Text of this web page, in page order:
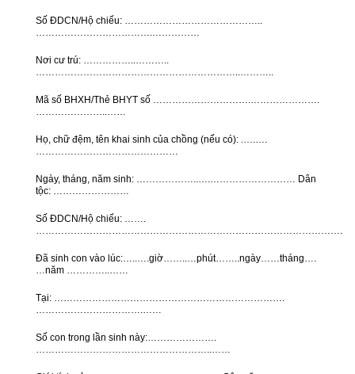
Số ĐDCN/Hộ chiếu: ……………………………………..
……………………………….……………
Nơi cư trú: ……………..………..
………………………………………………………..………..
Mã số BHXH/Thẻ BHYT số ………………………….………………….
…………………..……
Họ, chữ đệm, tên khai sinh của chồng (nếu có): .….….
………………………………………
Ngày, tháng, năm sinh: ………………..….……………………… Dân
tộc: ……………………
Số ĐDCN/Hộ chiếu: …….
…………………………………………………………………………………….
Đã sinh con vào lúc:…..….giờ……..…phút……..ngày……tháng….
…năm …………..……
Tại: ……………………………………………………………….
…………………………….……
Số con trong lần sinh này:………………….
………………………………………………..……